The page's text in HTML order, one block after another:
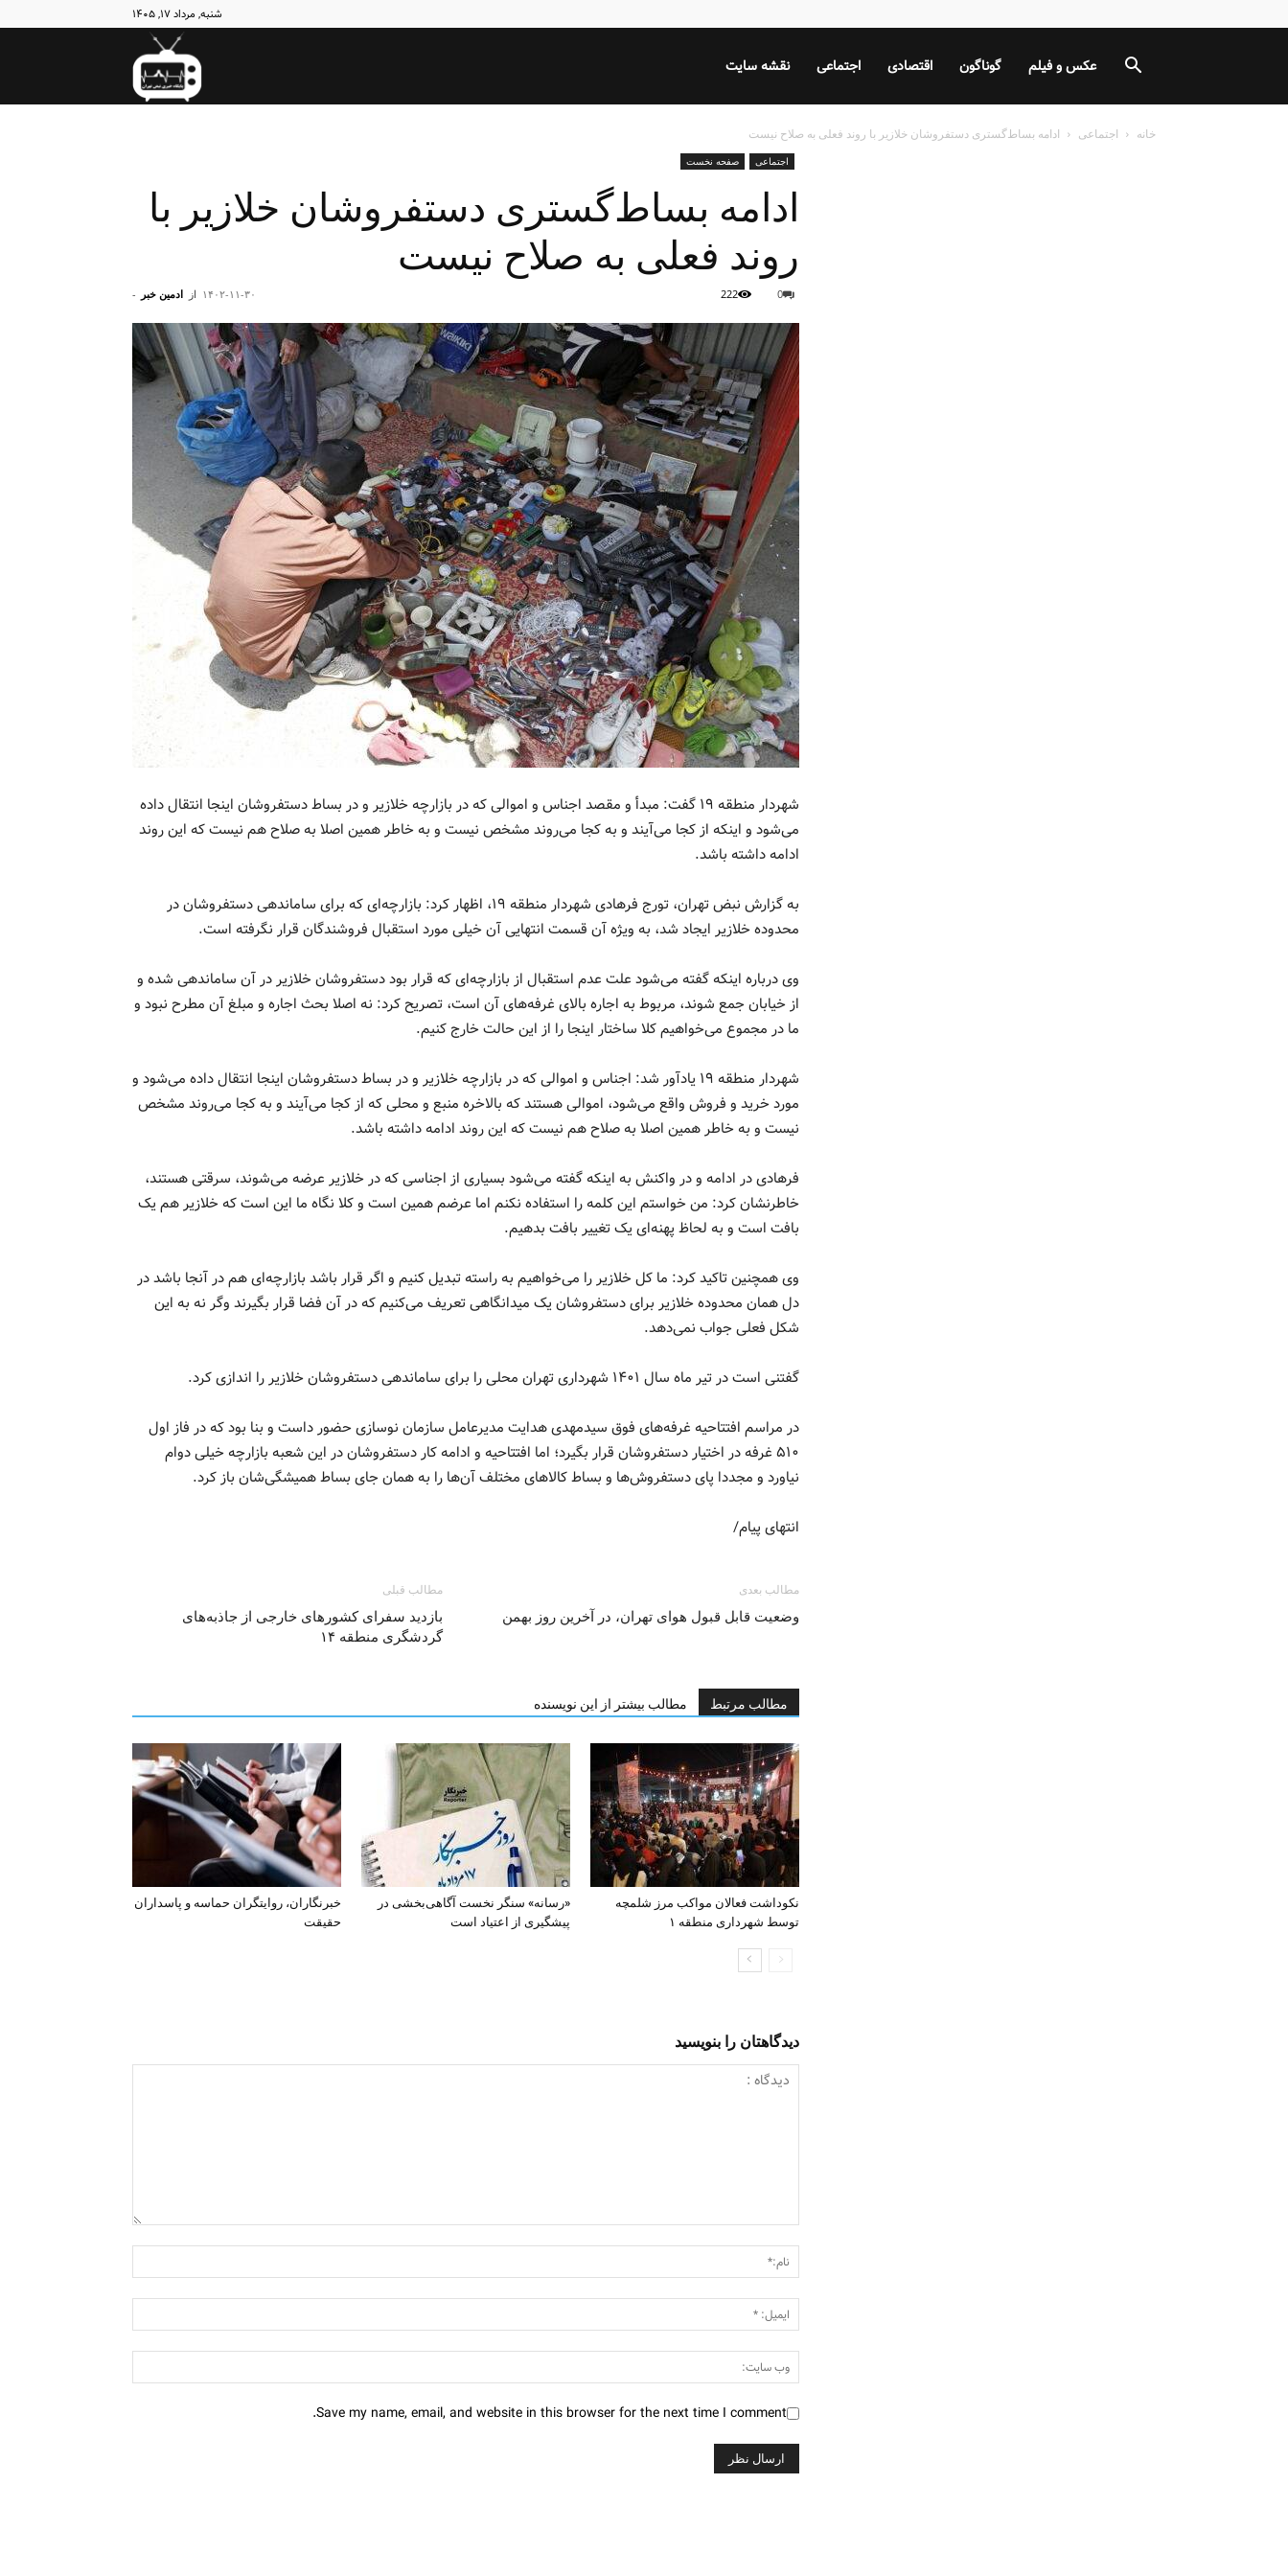
شنبه, مرداد ۱۷, ۱۴۰۵
نبض نقشه سایت اجتماعی اقتصادی گوناگون عکس و فیلم
خانه اجتماعی ادامه بساط‌گستری دستفروشان خلازیر با روند فعلی به صلاح نیست
اجتماعی صفحه نخست
ادامه بساط‌گستری دستفروشان خلازیر با
روند فعلی به صلاح نیست
از ادمین خبر - ۱۴۰۲-۱۱-۳۰ 0
222
شهردار منطقه ۱۹ گفت: مبدأ و مقصد اجناس و اموالی که در بازارچه خلازیر و در بساط دستفروشان اینجا انتقال داده
می‌شود و اینکه از کجا می‌آیند و به کجا می‌روند مشخص نیست و به خاطر همین اصلا به صلاح هم نیست که این روند
ادامه‌ داشته باشد.
به گزارش نبض تهران، تورج فرهادی شهردار منطقه ۱۹، اظهار کرد: بازارچه‌ای که برای ساماندهی دستفروشان در
محدوده خلازیر ایجاد شد، به ویژه آن قسمت انتهایی آن خیلی مورد استقبال فروشندگان قرار نگرفته است.
وی درباره اینکه گفته می‌شود علت عدم استقبال از بازارچه‌ای که قرار بود دستفروشان خلازیر در آن ساماندهی شده و
از خیابان جمع شوند، مربوط به اجاره بالای غرفه‌های آن است، تصریح کرد: نه اصلا بحث اجاره و مبلغ آن مطرح نبود و
ما در مجموع می‌خواهیم کلا ساختار اینجا را از این حالت خارج کنیم.
شهردار منطقه ۱۹ یادآور شد: اجناس و اموالی که در بازارچه خلازیر و در بساط دستفروشان اینجا انتقال داده می‌شود و
مورد خرید و فروش واقع می‌شود، اموالی هستند که بالاخره منبع و محلی که از کجا می‌آیند و به کجا می‌روند مشخص
نیست و به خاطر همین اصلا به صلاح هم نیست که این روند ادامه‌ داشته باشد.
فرهادی در ادامه و در واکنش به اینکه گفته می‌شود بسیاری از اجناسی که در خلازیر عرضه می‌شوند، سرقتی هستند،
خاطرنشان کرد: من خواستم این کلمه را استفاده نکنم اما عرضم همین است و کلا نگاه ما این است که خلازیر هم یک
بافت است و به لحاظ پهنه‌ای یک تغییر بافت بدهیم.
وی همچنین تاکید کرد: ما کل خلازیر را می‌خواهیم به راسته تبدیل کنیم و اگر قرار باشد بازارچه‌ای هم در آنجا باشد در
دل همان محدوده خلازیر برای دستفروشان یک میدانگاهی تعریف می‌کنیم که در آن فضا قرار بگیرند وگر نه به این
شکل فعلی جواب نمی‌دهد.
گفتنی است در تیر ماه سال ۱۴۰۱ شهرداری تهران محلی را برای ساماندهی دستفروشان خلازیر را اندازی کرد.
در مراسم افتتاحیه غرفه‌های فوق سیدمهدی هدایت مدیرعامل سازمان نوسازی حضور داست و بنا بود که در فاز اول
۵۱۰ غرفه در اختیار دستفروشان قرار بگیرد؛ اما افتتاحیه و ادامه کار دستفروشان در این شعبه بازارچه خیلی دوام
نیاورد و مجددا پای دستفروش‌ها و بساط کالاهای مختلف آن‌ها را به همان جای بساط همیشگی‌شان باز کرد.
انتهای پیام/
مطالب قبلی
بازدید سفرای کشورهای خارجی از جاذبه‌های
گردشگری منطقه ۱۴
مطالب بعدی
وضعیت قابل قبول هوای تهران، در آخرین روز بهمن
مطالب مرتبط مطالب بیشتر از این نویسنده
خبرنگاران، روایتگران حماسه و پاسداران
حقیقت
«رسانه» سنگر نخست آگاهی‌بخشی در
پیشگیری از اعتیاد است
نکوداشت فعالان مواکب مرز شلمچه
توسط شهرداری منطقه ۱
دیدگاهتان را بنویسید
Save my name, email, and website in this browser for the next time I comment.